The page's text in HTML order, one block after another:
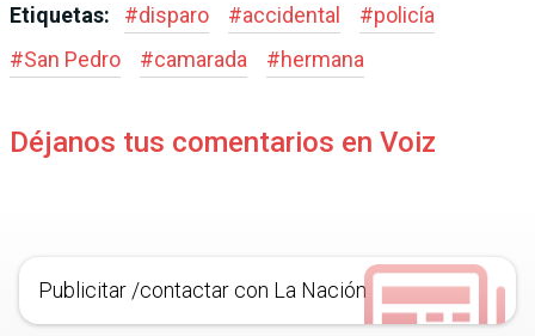
Etiquetas: #disparo #accidental #policía
#San Pedro #camarada #hermana
Déjanos tus comentarios en Voiz
Publicitar /contactar con La Nación